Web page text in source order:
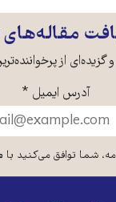
مقاله‌های
از
آدرس ایمیل *
شما توافق می‌کنید با